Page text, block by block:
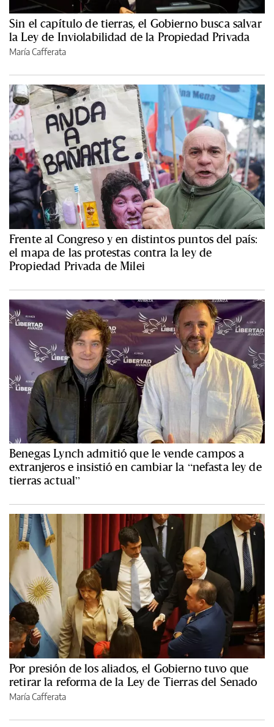
Sin el capítulo de tierras, el Gobierno busca salvar
la Ley de Inviolabilidad de la Propiedad Privada
María Cafferata
Frente al Congreso y en distintos puntos del país:
el mapa de las protestas contra la ley de
Propiedad Privada de Milei
Benegas Lynch admitió que le vende campos a
extranjeros e insistió en cambiar la “nefasta ley de
tierras actual”
Por presión de los aliados, el Gobierno tuvo que
retirar la reforma de la Ley de Tierras del Senado
María Cafferata